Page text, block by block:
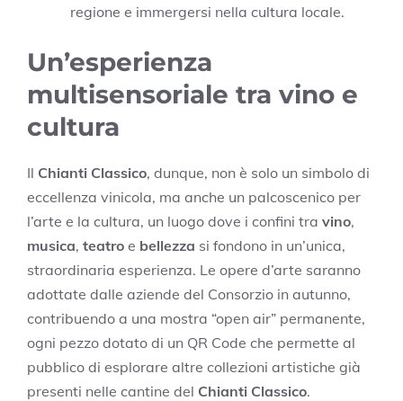
regione e immergersi nella cultura locale.
Un’esperienza
multisensoriale tra vino e
cultura
Il Chianti Classico, dunque, non è solo un simbolo di
eccellenza vinicola, ma anche un palcoscenico per
l’arte e la cultura, un luogo dove i confini tra vino,
musica, teatro e bellezza si fondono in un’unica,
straordinaria esperienza. Le opere d’arte saranno
adottate dalle aziende del Consorzio in autunno,
contribuendo a una mostra “open air” permanente,
ogni pezzo dotato di un QR Code che permette al
pubblico di esplorare altre collezioni artistiche già
presenti nelle cantine del Chianti Classico.